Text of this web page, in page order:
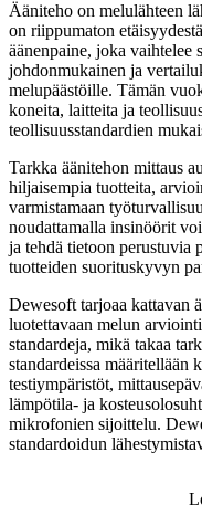
Ääniteho on melulähteen
on riippumaton
äänenpaine, joka vaihtelee
johdonmukainen ja
melupäästöille. Tämän
koneita, laitteita ja
teollisuusstandardien
Tarkka äänitehon mittaus
hiljaisempia tuotteita,
varmistamaan
noudattamalla insinöörit
ja tehdä tietoon perustuvia
tuotteiden suorituskyvyn
Dewesoft tarjoaa kattavan
luotettavaan melun
standardeja, mikä takaa
standardeissa määritellään
testiympäristöt,
lämpötila- ja
mikrofonien sijoittelu.
standardoidun